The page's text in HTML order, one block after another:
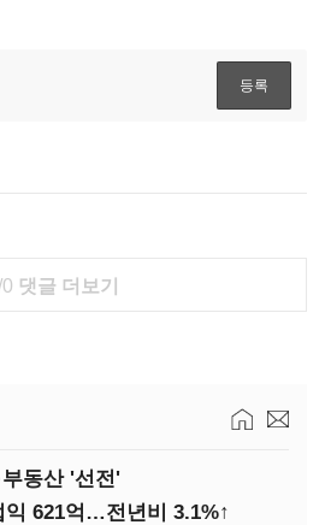
댓글 더보기
동산 '선전'
익 621억…전년비 3.1%↑